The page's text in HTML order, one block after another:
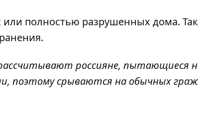
или полностью разрушенных дома.
россияне, пытающиеся
поэтому срываются на обычных